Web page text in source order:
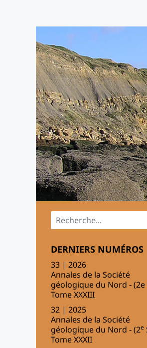
Menu principal
DERNIERS NUMÉROS
33 | 2026
Annales de la Société
géologique du Nord - (2e
Tome XXXIII
32 | 2025
Annales de la Société
géologique du Nord - (2e
Tome XXXII